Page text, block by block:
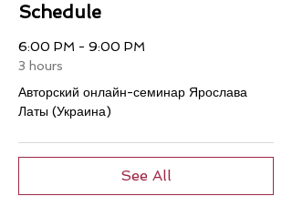
Schedule
6:00 PM - 9:00 PM
3 hours
Авторский онлайн-семинар Ярослава
Латы (Украина)
See All